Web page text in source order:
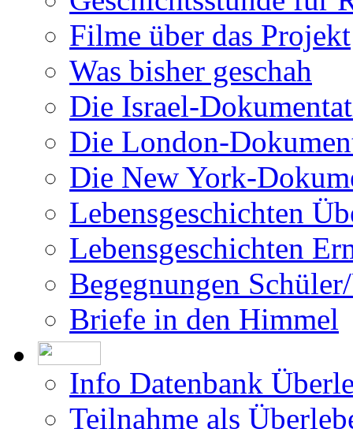
in memoriam Alfred
Geschichtsstunde für
Filme über das Projekt
Was bisher geschah
Die Israel-
Die London-
Die New York-
Lebensgeschichten
Lebensgeschichten
Begegnungen
Briefe in den Himmel